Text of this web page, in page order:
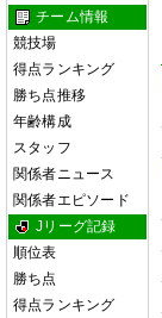
チーム情報
競技場
得点ランキング
勝ち点推移
年齢構成
スタッフ
関係者ニュース
関係者エピソード
Jリーグ記録
順位表
勝ち点
得点ランキング